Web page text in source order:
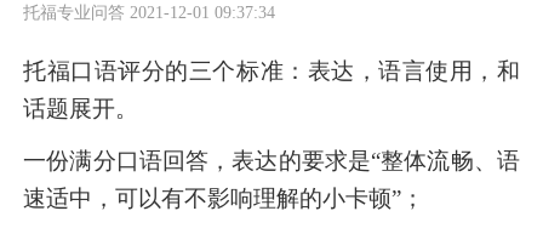
托福专业问答 2021-12-01 09:37:34
托福口语评分的三个标准：表达，语言使用，和
话题展开。
一份满分口语回答，表达的要求是“整体流畅、语
速适中，可以有不影响理解的小卡顿”；